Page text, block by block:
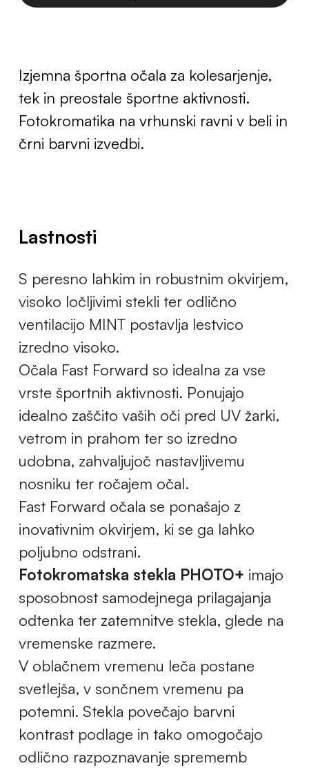
Izjemna športna očala za kolesarjenje,
tek in preostale športne aktivnosti.
Fotokromatika na vrhunski ravni v beli in
črni barvni izvedbi.
Lastnosti
S peresno lahkim in robustnim okvirjem,
visoko ločljivimi stekli ter odlično
ventilacijo MINT postavlja lestvico
izredno visoko.
Očala Fast Forward so idealna za vse
vrste športnih aktivnosti. Ponujajo
idealno zaščito vaših oči pred UV žarki,
vetrom in prahom ter so izredno
udobna, zahvaljujoč nastavljivemu
nosniku ter ročajem očal.
Fast Forward očala se ponašajo z
inovativnim okvirjem, ki se ga lahko
poljubno odstrani.
Fotokromatska stekla PHOTO+ imajo
sposobnost samodejnega prilagajanja
odtenka ter zatemnitve stekla, glede na
vremenske razmere.
V oblačnem vremenu leča postane
svetlejša, v sončnem vremenu pa
potemni. Stekla povečajo barvni
kontrast podlage in tako omogočajo
odlično razpoznavanje sprememb